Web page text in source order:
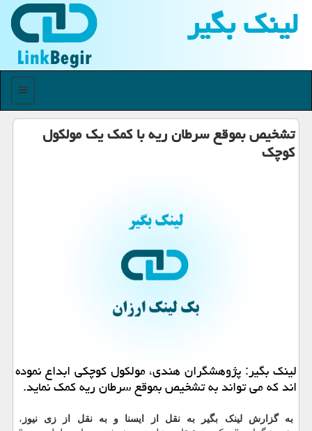
لینك بگیر
منو
تشخیص بموقع سرطان ریه با كمك یك مولكول
كوچك
لینك بگیر: پژوهشگران هندی، مولكول كوچكی ابداع نموده
اند كه می تواند به تشخیص بموقع سرطان ریه كمك نماید.
به گزارش لینک بگیر به نقل از ایسنا و به نقل از زی نیوز ،